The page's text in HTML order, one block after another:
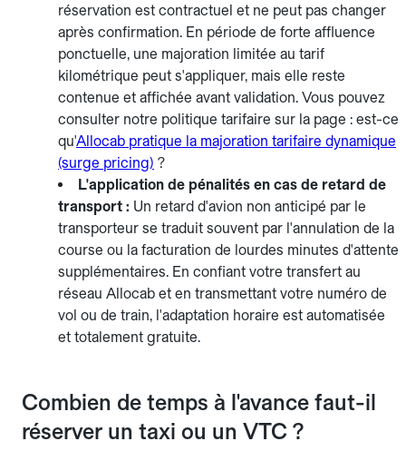
réservation est contractuel et ne peut pas changer
après confirmation. En période de forte affluence
ponctuelle, une majoration limitée au tarif
kilométrique peut s'appliquer, mais elle reste
contenue et affichée avant validation. Vous pouvez
consulter notre politique tarifaire sur la page : est-ce
qu'Allocab pratique la majoration tarifaire dynamique
(surge pricing) ?
L'application de pénalités en cas de retard de
transport : Un retard d'avion non anticipé par le
transporteur se traduit souvent par l'annulation de la
course ou la facturation de lourdes minutes d'attente
supplémentaires. En confiant votre transfert au
réseau Allocab et en transmettant votre numéro de
vol ou de train, l'adaptation horaire est automatisée
et totalement gratuite.
Combien de temps à l'avance faut-il
réserver un taxi ou un VTC ?